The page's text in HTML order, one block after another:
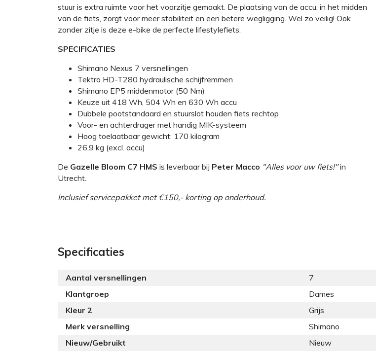
stuur is extra ruimte voor het voorzitje gemaakt. De plaatsing van de accu, in het midden
van de fiets, zorgt voor meer stabiliteit en een betere wegligging. Wel zo veilig! Ook
zonder zitje is deze e-bike de perfecte lifestylefiets.
SPECIFICATIES
Shimano Nexus 7 versnellingen
Tektro HD-T280 hydraulische schijfremmen
Shimano EP5 middenmotor (50 Nm)
Keuze uit 418 Wh, 504 Wh en 630 Wh accu
Dubbele pootstandaard en stuurslot houden fiets rechtop
Voor- en achterdrager met handig MIK-systeem
Hoog toelaatbaar gewicht: 170 kilogram
26,9 kg (excl. accu)
De Gazelle Bloom C7 HMS is leverbaar bij Peter Macco "Alles voor uw fiets!"in
Utrecht.
Inclusief servicepakket met €150,- korting op onderhoud.
Specificaties
Aantal versnellingen
7
Klantgroep
Dames
Kleur 2
Grijs
Merk versnelling
Shimano
Nieuw/Gebruikt
Nieuw